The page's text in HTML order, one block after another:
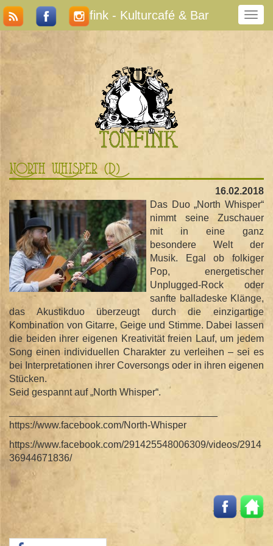
N
a
s
c
h
a
l
t
e
n
Tonfink - Kulturcafé & Bar
North Whisper (D)
16.02.2018
Das Duo „North Whisper“
nimmt seine Zuschauer
mit in eine ganz
besondere Welt der
Musik. Egal ob folkiger
Pop, energetischer
Unplugged-Rock oder
sanfte balladeske Klänge,
das Akustikduo überzeugt durch die einzigartige
Kombination von Gitarre, Geige und Stimme. Dabei lassen
die beiden ihrer eigenen Kreativität freien Lauf, um jedem
Song einen individuellen Charakter zu verleihen – sei es
bei Interpretationen ihrer Coversongs oder in ihren eigenen
Stücken.
Seid gespannt auf „North Whisper“.
______________________________________
https://www.facebook.com/North-Whisper
https://www.facebook.com/291425548006309/videos/2914
36944671836/